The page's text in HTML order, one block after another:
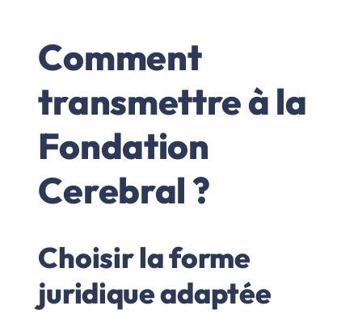
Comment
transmettre à la
Fondation
Cerebral ?
Choisir la forme
juridique adaptée